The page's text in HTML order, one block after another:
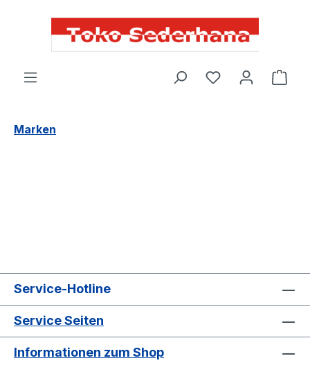
springen
Du hast 0
Marken
Service-Hotline
Service Seiten
Informationen zum Shop